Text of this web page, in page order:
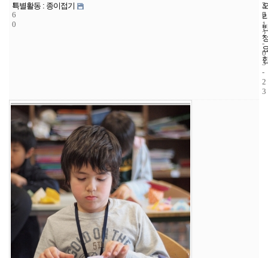
1
6
0
특별활동 : 종이접기
3
7
2
0
1
2
-
0
3
-
2
3